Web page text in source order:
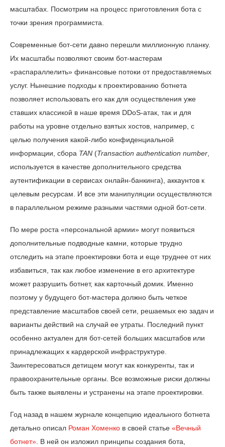
масштабах. Посмотрим на процесс приготовления бота с
точки зрения программиста.
Современные бот-сети давно перешли миллионную планку.
Их масштабы позволяют своим бот-мастерам
«распараллелить» финансовые потоки от предоставляемых
услуг. Нынешние подходы к проектированию ботнета
позволяет использовать его как для осуществления уже
ставших классикой в наше время DDoS-атак, так и для
работы на уровне отдельно взятых хостов, например, с
целью получения какой-либо конфиденциальной
информации, сбора TAN (Transaction authentication number
используется в качестве дополнительного средства
аутентификации в сервисах онлайн-банкинга), аккаунтов к
целевым ресурсам. И все эти манипуляции осуществляются
в параллельном режиме разными частями одной бот-сети.
По мере роста «персональной армии» могут появиться
дополнительные подводные камни, которые трудно
отследить на этапе проектировки бота и еще труднее от них
избавиться, так как любое изменение в его архитектуре
может разрушить ботнет, как карточный домик. Именно
поэтому у будущего бот-мастера должно быть четкое
представление масштабов своей сети, решаемых ею задач и
варианты действий на случай ее утраты. Последний пункт
особенно актуален для бот-сетей больших масштабов или
принадлежащих к кардерской инфраструктуре.
Заинтересоваться детищем могут как конкуренты, так и
правоохранительные органы. Все возможные риски должны
быть также выявлены и устранены на этапе проектировки.
Год назад в нашем журнале концепцию идеального ботнета
детально описал Роман Хоменко в своей статье «Вечный
ботнет» . В ней он изложил принципы создания бота,